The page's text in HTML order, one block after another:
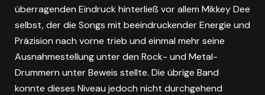
überragenden Eindruck hinterließ vor allem Mikkey Dee
selbst, der die Songs mit beeindruckender Energie und
Präzision nach vorne trieb und einmal mehr seine
Ausnahmestellung unter den Rock- und Metal-
Drummern unter Beweis stellte. Die übrige Band
konnte dieses Niveau jedoch nicht durchgehend